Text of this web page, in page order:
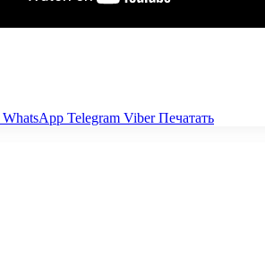
WhatsApp Telegram Viber Печатать